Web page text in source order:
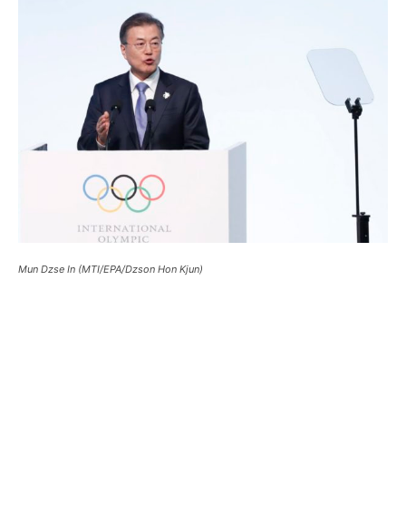
Mun Dzse In (MTI/EPA/Dzson Hon Kjun)